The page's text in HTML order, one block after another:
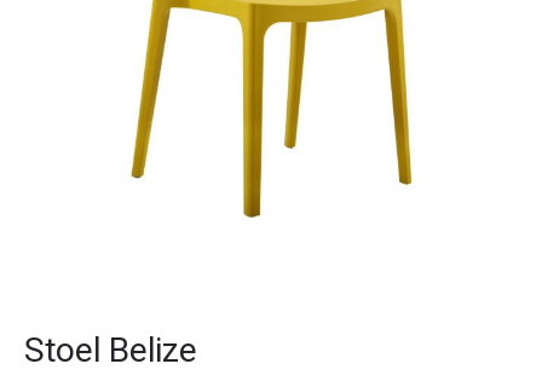
the
Stoel Belize